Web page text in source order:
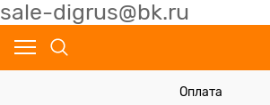
sale-digrus@bk.ru
Оплата